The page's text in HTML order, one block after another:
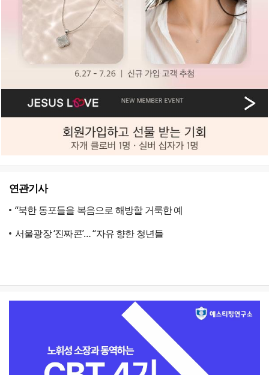
연관기사
“북한 동포들을 복음으로 해방할 거룩한 예
서울광장 ‘진짜콘’… “자유 향한 청년들